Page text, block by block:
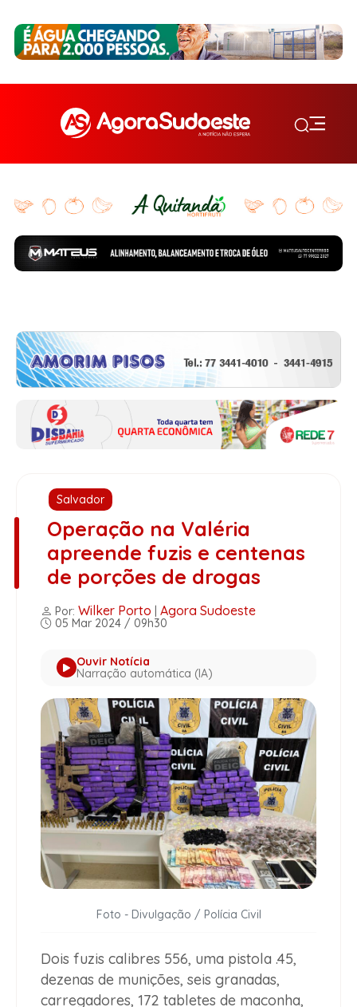
Salvador
Operação na Valéria
apreende fuzis e centenas
de porções de drogas
Por: Wilker Porto Agora Sudoeste
05 Mar 2024 / 09h30
Ouvir Notícia
Narração automática (IA)
Foto - Divulgação / Polícia Civil
Dois fuzis calibres 556, uma pistola .45,
dezenas de munições, seis granadas,
carregadores, 172 tabletes de maconha,